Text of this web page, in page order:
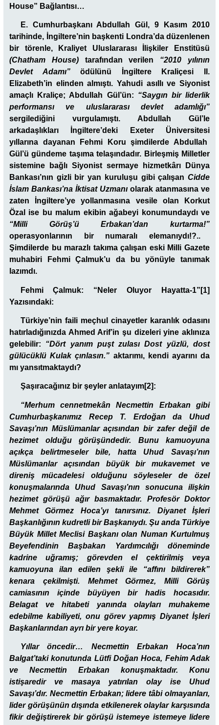
House” Bağlantısı…
E. Cumhurbaşkanı Abdullah Gül, 9 Kasım 2010
tarihinde, İngiltere’nin başkenti Londra’da düzenlenen
bir törenle, Kraliyet Uluslararası İlişkiler Enstitüsü
(Chatham House)tarafından verilen “2010 yılının
Devlet Adamı”ödülünü İngiltere Kraliçesi II.
Elizabeth’in elinden almıştı. Yahudi asıllı ve Siyonist
amaçlı Kraliçe; Abdullah Gül’ün: “Saygın bir liderlik
performansı ve uluslararası devlet adamlığı”
sergilediğini vurgulamıştı. Abdullah Gül’le
arkadaşlıkları İngiltere’deki
Exeter Üniversitesi
yıllarına dayanan Fehmi Koru şimdilerde Abdullah
Gül’ü gündeme taşıma telaşındadır. Birleşmiş Milletler
sistemine bağlı Siyonist sermaye hizmetkârı Dünya
Bankası’nın gizli bir yan kuruluşu gibi çalışan Cidde
İslam Bankası’na İktisat Uzmanı olarak atanmasına ve
zaten İngiltere’ye yollanmasına vesile olan
Korkut
Özal
ise bu malum ekibin ağabeyi konumundaydı ve
“Milli Görüş’ü Erbakan’dan kurtarma!”
operasyonlarının bir numaralı elemanıydı!?..
Şimdilerde bu marazlı takıma çalışan eski Milli Gazete
muhabiri Fehmi Çalmuk’u da bu yönüyle tanımak
lazımdı.
Fehmi Çalmuk: “Neler Oluyor Hayatta-1” [1]
Yazısındaki:
Türkiye’nin faili meçhul cinayetler karanlık odasını
hatırladığınızda Ahmed Arif’in şu dizeleri yine aklınıza
gelebilir:
“Dört yanım puşt zulası Dost yüzlü, dost
gülücüklü Kulak çınlasın.” aktarımı, kendi ayarını da
mı yansıtmaktaydı?
Şaşıracağınız bir şeyler anlatayım[2]:
“Merhum cennetmekân Necmettin Erbakan gibi
Cumhurbaşkanımız Recep T. Erdoğan da Uhud
Savaşı’nın Müslümanlar açısından bir zafer değil de
hezimet olduğu görüşündedir. Bunu kamuoyuna
açıkça belirtmeseler bile, hatta Uhud Savaşı’nın
Müslümanlar açısından büyük bir mukavemet ve
direniş mücadelesi olduğunu söyleseler de özel
konuşmalarında Uhud Savaşı’nın sonucuna ilişkin
hezimet görüşü ağır basmaktadır. Profesör Doktor
Mehmet Görmez Hoca’yı tanırsınız. Diyanet İşleri
Başkanlığının kudretli bir Başkanıydı. Şu anda Türkiye
Büyük Millet Meclisi Başkanı olan Numan Kurtulmuş
Beyefendinin Başbakan Yardımcılığı döneminde
kadrine uğramış; görevden el çektirilmiş veya
kamuoyuna ilan edilen şekli ile “affını bildirerek”
kenara çekilmişti. Mehmet Görmez, Milli Görüş
camiasının içinde büyüyen bir hadis hocasıdır.
Belagat ve hitabeti yanında olayları muhakeme
edebilme kabiliyeti, onu görev yapmış Diyanet İşleri
Başkanlarından ayrı bir yere koyar.
Yıllar öncedir… Necmettin Erbakan Hoca’nın
Balgat’taki konutunda Lütfi Doğan Hoca, Fehim Adak
ve Necmettin Erbakan konuşmaktadır. Konu
istişaredir ve masaya yatırılan olay ise Uhud
Savaşı’dır. Necmettin Erbakan; lidere tâbi olmayanları,
lider görüşünün dışında etkilenerek olaylar karşısında
fikir değiştirerek bir görüşü istemeye istemeye lidere